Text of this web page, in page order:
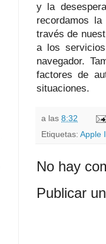
y la
recordamos
través de
a los
navegador.
factores de
situaciones.
a las 8:32
Etiquetas: Apple
No hay
Publicar